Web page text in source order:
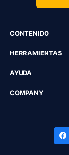
CONTENIDO
HERRAMIENTAS
AYUDA
COMPANY